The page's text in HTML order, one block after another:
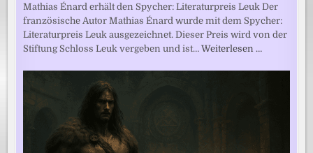
Mathias Énard erhält den Spycher: Literaturpreis Leuk Der
französische Autor Mathias Énard wurde mit dem Spycher:
Literaturpreis Leuk ausgezeichnet. Dieser Preis wird von der
Stiftung Schloss Leuk vergeben und ist…Weiterlesen …